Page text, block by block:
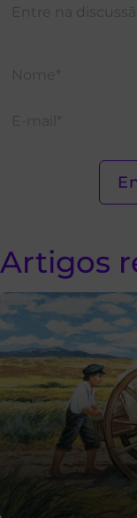
Artigos